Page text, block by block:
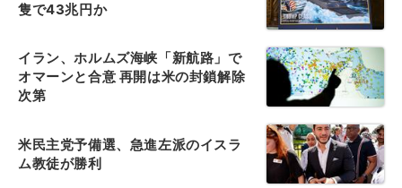
隻で43兆円か
イラン、ホルムズ海峡「新航路」で
オマーンと合意 再開は米の封鎖解除
次第
米民主党予備選、急進左派のイスラ
ム教徒が勝利